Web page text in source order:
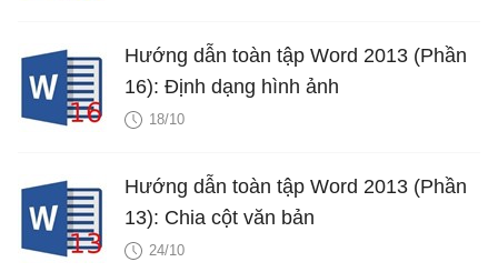
Hướng dẫn toàn tập Word 2013 (Phần
16): Định dạng hình ảnh
18/10
Hướng dẫn toàn tập Word 2013 (Phần
13): Chia cột văn bản
24/10